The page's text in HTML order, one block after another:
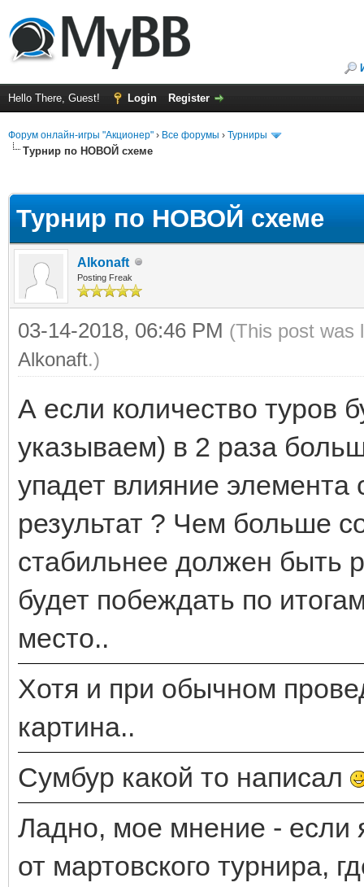
Hello There, Guest! Login Register
Форум онлайн-игры "Акционер" › Все форумы › Турниры
Турнир по НОВОЙ схеме
Турнир по НОВОЙ схеме
Alkonaft
Posting Freak
03-14-2018, 06:46 PM (This post was
Alkonaft.)
А если количество туров
указываем) в 2 раза
упадет влияние
результат ? Чем больше
стабильнее должен быть
будет побеждать по
место..
Хотя и при обычном
картина..
Сумбур какой то написал
Ладно, мое мнение - если
от мартовского турнира,